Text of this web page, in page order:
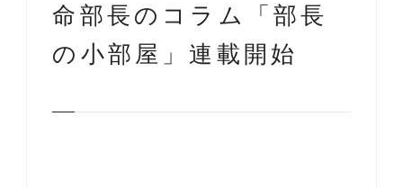
命部長のコラム「部長
の小部屋」連載開始